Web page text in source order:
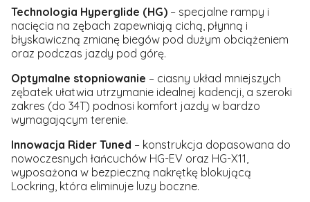
Technologia Hyperglide (HG) – specjalne rampy i
nacięcia na zębach zapewniają cichą, płynną i
błyskawiczną zmianę biegów pod dużym obciążeniem
oraz podczas jazdy pod górę.
Optymalne stopniowanie – ciasny układ mniejszych
zębatek ułatwia utrzymanie idealnej kadencji, a szeroki
zakres (do 34T) podnosi komfort jazdy w bardzo
wymagającym terenie.
Innowacja Rider Tuned – konstrukcja dopasowana do
nowoczesnych łańcuchów HG-EV oraz HG-X11,
wyposażona w bezpieczną nakrętkę blokującą
Lockring, która eliminuje luzy boczne.